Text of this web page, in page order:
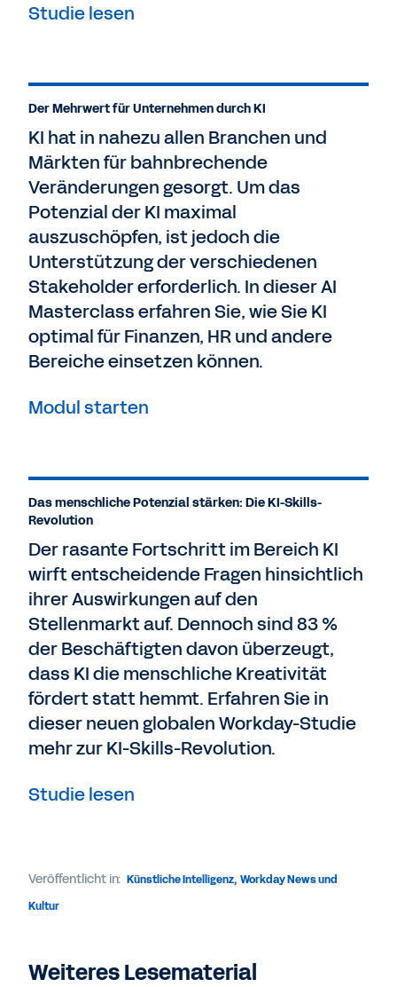
Studie lesen
Der Mehrwert für Unternehmen durch KI
KI hat in nahezu allen Branchen und
Märkten für bahnbrechende
Veränderungen gesorgt. Um das
Potenzial der KI maximal
auszuschöpfen, ist jedoch die
Unterstützung der verschiedenen
Stakeholder erforderlich. In dieser AI
Masterclass erfahren Sie, wie Sie KI
optimal für Finanzen, HR und andere
Bereiche einsetzen können.
Modul starten
Das menschliche Potenzial stärken: Die KI-Skills-
Revolution
Der rasante Fortschritt im Bereich KI
wirft entscheidende Fragen hinsichtlich
ihrer Auswirkungen auf den
Stellenmarkt auf. Dennoch sind 83 %
der Beschäftigten davon überzeugt,
dass KI die menschliche Kreativität
fördert statt hemmt. Erfahren Sie in
dieser neuen globalen Workday-Studie
mehr zur KI-Skills-Revolution.
Studie lesen
Veröffentlicht in: Künstliche Intelligenz, Workday News und
Kultur
Weiteres Lesematerial